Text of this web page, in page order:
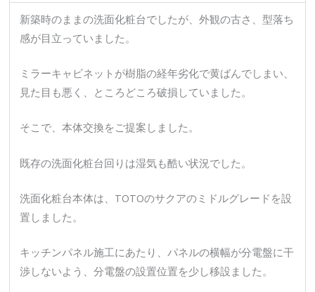
新築時のままの洗面化粧台でしたが、外観の古さ、型落ち
感が目立っていました。
ミラーキャビネットが樹脂の経年劣化で黄ばんでしまい、
見た目も悪く、ところどころ破損していました。
そこで、本体交換をご提案しました。
既存の洗面化粧台回りは湿気も酷い状況でした。
洗面化粧台本体は、TOTOのサクアのミドルグレードを設
置しました。
キッチンパネル施工にあたり、パネルの横幅が分電盤に干
渉しないよう、分電盤の設置位置を少し移設ました。